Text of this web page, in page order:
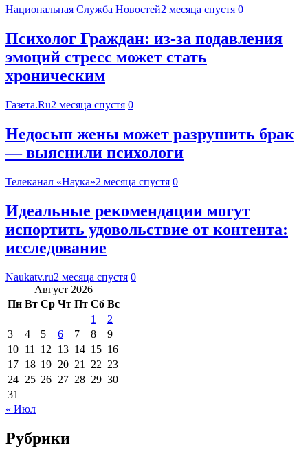
Национальная Служба Новостей2 месяца спустя 0
Психолог Граждан: из-за подавления
эмоций стресс может стать
хроническим
Газета.Ru2 месяца спустя 0
Недосып жены может разрушить брак
— выяснили психологи
Телеканал «Наука»2 месяца спустя 0
Идеальные рекомендации могут
испортить удовольствие от контента:
исследование
Naukatv.ru2 месяца спустя 0
Август 2026
Пн Вт Ср Чт Пт Сб Вс
1
2
3
4 5 6 7 8
9
10 11 12 13 14 15 16
17 18 19 20 21 22 23
24 25 26 27 28 29 30
31
« Июл
Рубрики